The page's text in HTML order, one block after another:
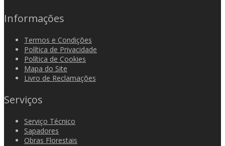
Informações
Termos e Condições
Política de Privacidade
Política de Cookies
Mapa do Site
Livro de Reclamações
Serviços
Serviço Técnico
Sapadores
Obras Florestais